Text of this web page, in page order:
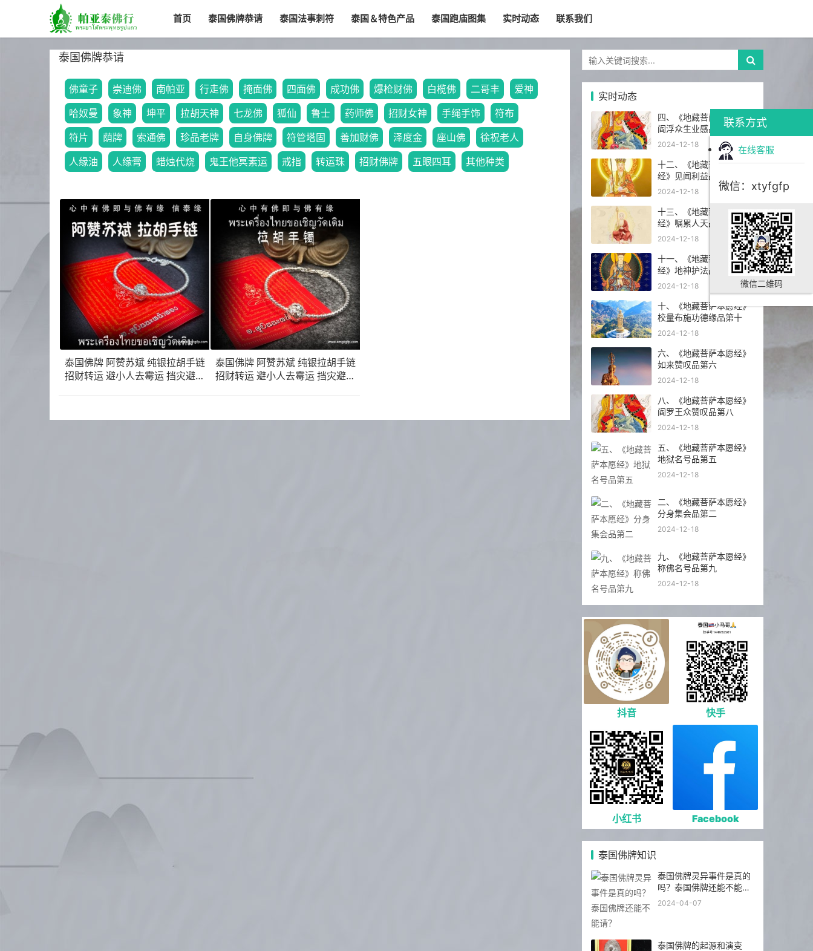
首页 泰国佛牌恭请 泰国法事刺符 泰国＆特色产品 泰国跑庙图集 实时动态 联系我们
泰国佛牌恭请
佛童子 崇迪佛 南帕亚 行走佛 掩面佛 四面佛 成功佛 爆枪财佛 白榄佛 二哥丰
爱神
哈奴曼
象神 坤平 拉胡天神 七龙佛 狐仙 鲁士 药师佛 招财女神 手绳手饰
符布
符片
荫牌 索通佛 珍品老牌 自身佛牌 符管塔固 善加财佛 泽度金 座山佛
徐祝老人
人缘油
人缘膏 蜡烛代烧 鬼王他冥素运 戒指 转运珠 招财佛牌 五眼四耳 其他种类
泰国佛牌 阿赞苏斌 纯银拉胡手链
招财转运 避小人去霉运 挡灾避险
泰国佛牌 阿赞苏斌 纯银拉胡手链
招财转运 避小人去霉运 挡灾避险
实时动态
四、《地藏菩萨本愿经》
阎浮众生业感品第四
2024-12-18
十二、《地藏菩萨本愿
经》见闻利益品第十二
2024-12-18
十三、《地藏菩萨本愿
经》嘱累人天品第十三
2024-12-18
十一、《地藏菩萨本愿
经》地神护法品第十一
2024-12-18
十、《地藏菩萨本愿经》
校量布施功德缘品第十
2024-12-18
六、《地藏菩萨本愿经》
如来赞叹品第六
2024-12-18
八、《地藏菩萨本愿经》
阎罗王众赞叹品第八
2024-12-18
五、《地藏菩萨本愿经》
地狱名号品第五
2024-12-18
二、《地藏菩萨本愿经》
分身集会品第二
2024-12-18
九、《地藏菩萨本愿经》
称佛名号品第九
2024-12-18
抖音 快手
小红书 Facebook
泰国佛牌知识
泰国佛牌灵异事件是真的
吗？泰国佛牌还能不能
请？
2024-04-07
泰国佛牌的起源和演变
联系方式
在线客服
微信：xtyfgfp
微信二维码